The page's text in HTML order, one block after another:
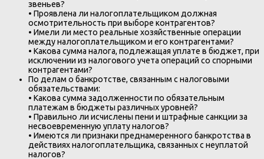
звеньев?
• Проявлена ли налогоплательщиком должная
осмотрительность при выборе контрагентов?
• Имели ли место реальные хозяйственные операции
между налогоплательщиком и его контрагентами?
• Какова сумма налога, подлежащая уплате в бюджет, при
исключении из налогового учета операций со спорными
контрагентами?
По делам о банкротстве, связанным с налоговыми
обязательствами:
• Какова сумма задолженности по обязательным
платежам в бюджеты различных уровней?
• Правильно ли исчислены пени и штрафные санкции за
несвоевременную уплату налогов?
• Имеются ли признаки преднамеренного банкротства в
действиях налогоплательщика, связанных с неуплатой
налогов?